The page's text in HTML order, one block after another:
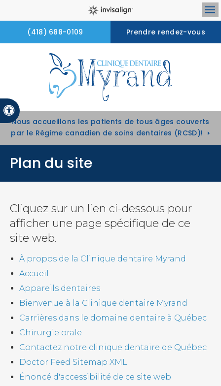
Version accessible
(418) 688-0109 Prendre rendez-vous
Nous accueillons les patients de tous âges couverts
par le Régime canadien de soins dentaires (RCSD)!
Plan du site
Cliquez sur un lien ci-dessous pour
afficher une page spécifique de ce
site web.
À propos de la Clinique dentaire Myrand
Accueil
Appareils dentaires
Bienvenue à la Clinique dentaire Myrand
Carrières dans le domaine dentaire à Québec
Chirurgie orale
Contactez notre clinique dentaire de Québec
Doctor Feed Sitemap XML
Énoncé d'accessibilité de ce site web